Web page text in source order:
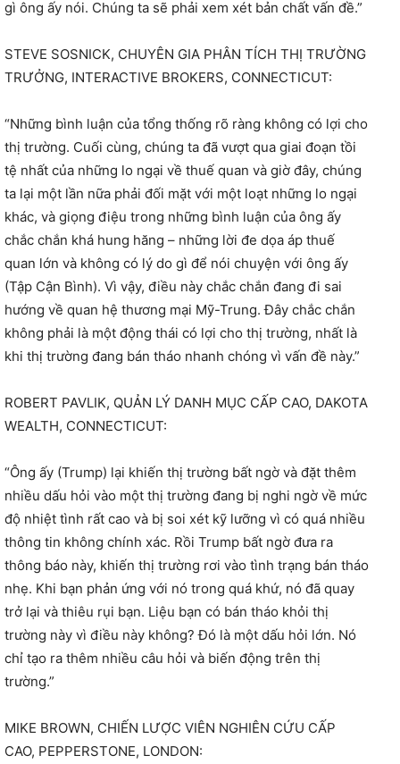
gì ông ấy nói. Chúng ta sẽ phải xem xét bản chất vấn đề.”
STEVE SOSNICK, CHUYÊN GIA PHÂN TÍCH THỊ TRƯỜNG
TRƯỞNG, INTERACTIVE BROKERS, CONNECTICUT:
“Những bình luận của tổng thống rõ ràng không có lợi cho
thị trường. Cuối cùng, chúng ta đã vượt qua giai đoạn tồi
tệ nhất của những lo ngại về thuế quan và giờ đây, chúng
ta lại một lần nữa phải đối mặt với một loạt những lo ngại
khác, và giọng điệu trong những bình luận của ông ấy
chắc chắn khá hung hăng – những lời đe dọa áp thuế
quan lớn và không có lý do gì để nói chuyện với ông ấy
(Tập Cận Bình). Vì vậy, điều này chắc chắn đang đi sai
hướng về quan hệ thương mại Mỹ-Trung. Đây chắc chắn
không phải là một động thái có lợi cho thị trường, nhất là
khi thị trường đang bán tháo nhanh chóng vì vấn đề này.”
ROBERT PAVLIK, QUẢN LÝ DANH MỤC CẤP CAO, DAKOTA
WEALTH, CONNECTICUT:
“Ông ấy (Trump) lại khiến thị trường bất ngờ và đặt thêm
nhiều dấu hỏi vào một thị trường đang bị nghi ngờ về mức
độ nhiệt tình rất cao và bị soi xét kỹ lưỡng vì có quá nhiều
thông tin không chính xác. Rồi Trump bất ngờ đưa ra
thông báo này, khiến thị trường rơi vào tình trạng bán tháo
nhẹ. Khi bạn phản ứng với nó trong quá khứ, nó đã quay
trở lại và thiêu rụi bạn. Liệu bạn có bán tháo khỏi thị
trường này vì điều này không? Đó là một dấu hỏi lớn. Nó
chỉ tạo ra thêm nhiều câu hỏi và biến động trên thị
trường.”
MIKE BROWN, CHIẾN LƯỢC VIÊN NGHIÊN CỨU CẤP
CAO, PEPPERSTONE, LONDON: